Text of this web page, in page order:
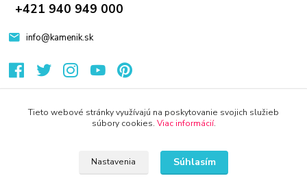
+421 940 949 000
info@kamenik.sk
Eshop-rychlo.sk
Tieto webové stránky využívajú na poskytovanie svojich služieb
súbory cookies. Viac informácií.
Nastavenia Súhlasím